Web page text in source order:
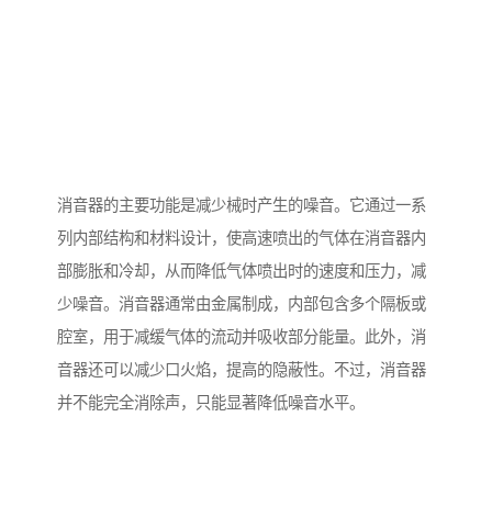
消音器的主要功能是减少械时产生的噪音。它通过一系
列内部结构和材料设计，使高速喷出的气体在消音器内
部膨胀和冷却，从而降低气体喷出时的速度和压力，减
少噪音。消音器通常由金属制成，内部包含多个隔板或
腔室，用于减缓气体的流动并吸收部分能量。此外，消
音器还可以减少口火焰，提高的隐蔽性。不过，消音器
并不能完全消除声，只能显著降低噪音水平。